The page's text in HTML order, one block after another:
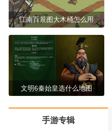
江南百景图大木桶怎么用
文明6秦始皇选什么地图
手游专辑